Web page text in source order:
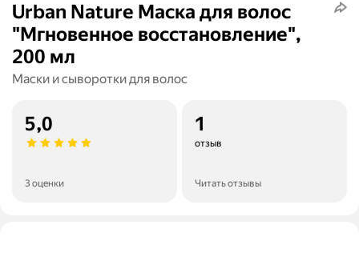
Urban Nature Маска для волос
"Мгновенное восстановление",
200 мл
Маски и сыворотки для волос
5,0
3 оценки
1
отзыв
Читать отзывы